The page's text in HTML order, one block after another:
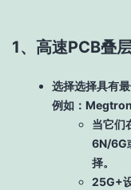
1、高速PCB叠
选择选择具有
例如：
当它们
6N/6G
择。
25G+